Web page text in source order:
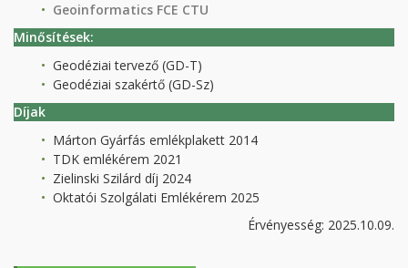
Geoinformatics FCE CTU
Minősítések:
Geodéziai tervező (GD-T)
Geodéziai szakértő (GD-Sz)
Díjak
Márton Gyárfás emlékplakett 2014
TDK emlékérem 2021
Zielinski Szilárd díj 2024
Oktatói Szolgálati Emlékérem 2025
Érvényesség: 2025.10.09.